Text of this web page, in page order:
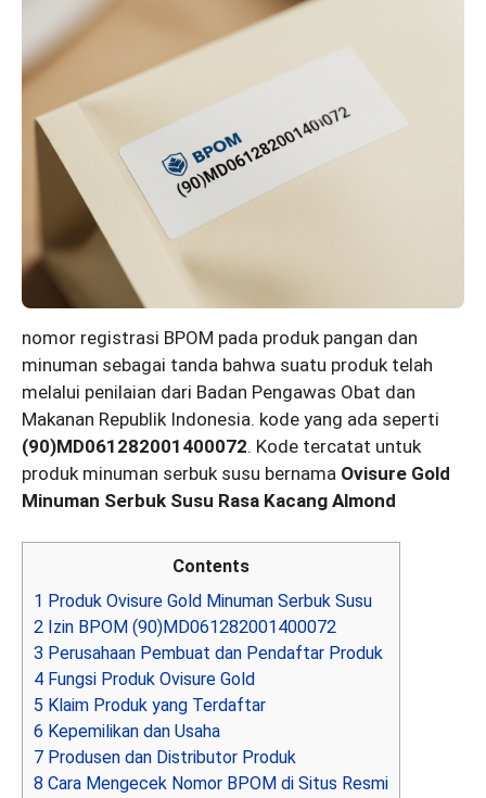
nomor registrasi BPOM pada produk pangan dan
minuman sebagai tanda bahwa suatu produk telah
melalui penilaian dari Badan Pengawas Obat dan
Makanan Republik Indonesia. kode yang ada seperti
(90)MD061282001400072. Kode tercatat untuk
produk minuman serbuk susu bernama Ovisure Gold
Minuman Serbuk Susu Rasa Kacang Almond
Contents
1 Produk Ovisure Gold Minuman Serbuk Susu
2 Izin BPOM (90)MD061282001400072
3 Perusahaan Pembuat dan Pendaftar Produk
4 Fungsi Produk Ovisure Gold
5 Klaim Produk yang Terdaftar
6 Kepemilikan dan Usaha
7 Produsen dan Distributor Produk
8 Cara Mengecek Nomor BPOM di Situs Resmi